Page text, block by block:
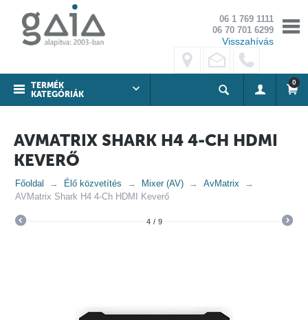
06 1 769 1111
06 70 701 6299
Visszahívás
TERMÉK
KATEGÓRIÁK
0
AVMATRIX SHARK H4 4-CH HDMI
KEVERŐ
Főoldal Élő közvetítés Mixer (AV)
AvMatrix
AVMatrix Shark H4 4-Ch HDMI Keverő
4 / 9